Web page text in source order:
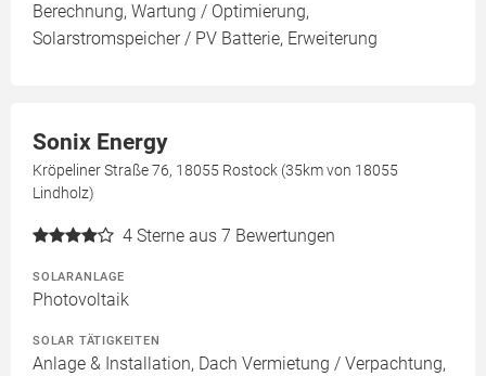
Berechnung, Wartung / Optimierung,
Solarstromspeicher / PV Batterie, Erweiterung
Sonix Energy
Kröpeliner Straße 76, 18055 Rostock (35km von 18055
Lindholz)
4 Sterne aus 7 Bewertungen
SOLARANLAGE
Photovoltaik
SOLAR TÄTIGKEITEN
Anlage & Installation, Dach Vermietung / Verpachtung,